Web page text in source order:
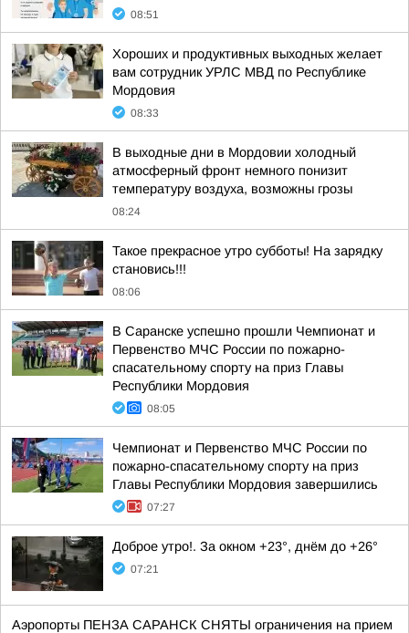
08:51
Хороших и продуктивных выходных желает
вам сотрудник УРЛС МВД по Республике
Мордовия
08:33
В выходные дни в Мордовии холодный
атмосферный фронт немного понизит
температуру воздуха, возможны грозы
08:24
Такое прекрасное утро субботы! На зарядку
становись!!!
08:06
В Саранске успешно прошли Чемпионат и
Первенство МЧС России по пожарно-
спасательному спорту на приз Главы
Республики Мордовия
08:05
Чемпионат и Первенство МЧС России по
пожарно-спасательному спорту на приз
Главы Республики Мордовия завершились
07:27
Доброе утро!. За окном +23°, днём до +26°
07:21
Аэропорты ПЕНЗА САРАНСК СНЯТЫ ограничения на прием